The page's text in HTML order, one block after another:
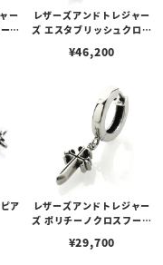
ー
プ
レザーズアンドトレジャー
ズ エスタブリッシュクロス
ンド
¥46,200
ア
レザーズアンドトレジャー
ズ ポリチーノクロスフープ
¥29,700